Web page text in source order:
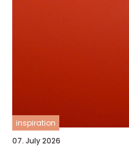
inspiration
07. July 2026